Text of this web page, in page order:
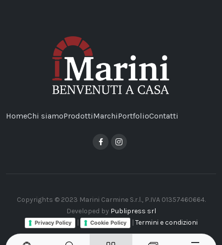
HomeChi siamoProdottiMarchiPortfolioContatti
Copyrights © 2023 Marini Carmine S.r.l., P.IVA 01357460664.
Developed by Publipress srl
Privacy Policy | Cookie Policy | Termini e condizioni